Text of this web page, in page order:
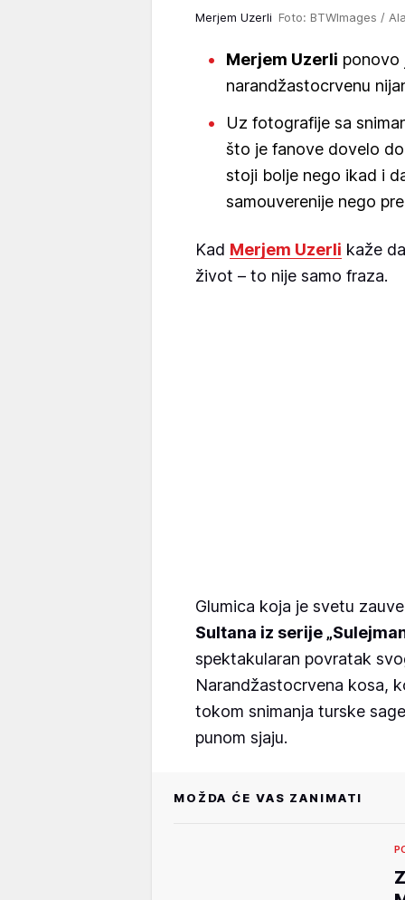
Merjem Uzerli Foto: BTWImages /
Merjem Uzerli ponovo
narandžastocrvenu
Uz fotografije sa
što je fanove dovelo
stoji bolje nego ikad i
samouverenije nego
Kad Merjem Uzerli kaže
život – to nije samo fraza.
Glumica koja je svetu
Sultana iz serije
spektakularan povratak
Narandžastocrvena kosa,
tokom snimanja turske
punom sjaju.
MOŽDA ĆE VAS ZANIMATI